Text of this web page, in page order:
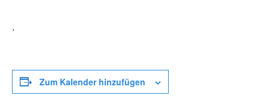
.
Zum Kalender hinzufügen